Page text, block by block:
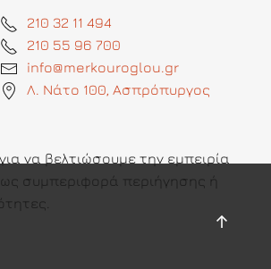
210 32 11 494
210 55 96 700
info@merkouroglou.gr
Λ. Νάτο 100, Ασπρόπυργος
να βελτιώσουμε την εμπειρία
συμπεριφορά περιήγησης ή